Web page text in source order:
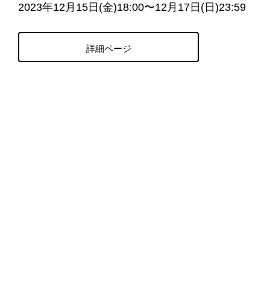
2023年12月15日(金)18:00〜12月17日(日)23:59
詳細ページ